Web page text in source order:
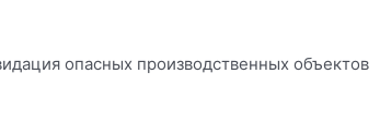
опасных производственных объектов